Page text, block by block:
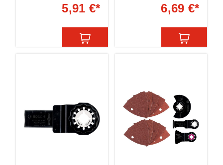
Anzahl: 10-teilig
Anwendung: Holz und
Produktsicherheitsver
ordnung ((EU)
kontakt@bosch.de
5,91 €*
Zum Vorpolieren von
stark verschmutzten
Oberflächen unter
Verwendung von
Politur oder
Produktsicherheitsver
ordnung ((EU)
2023/998): Bosch
GmbH, Max-Lang-
Straße 40-46, 70771
Leinfelden-
Echterdingen, DE,
6,69 €*